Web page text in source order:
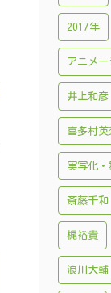
2017年
アニメ
井上和彦
喜多村英
実写化・
斎藤千和
梶裕貴
浪川大輔